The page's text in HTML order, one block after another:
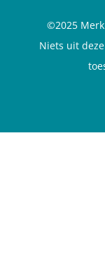
©2025
Niets uit